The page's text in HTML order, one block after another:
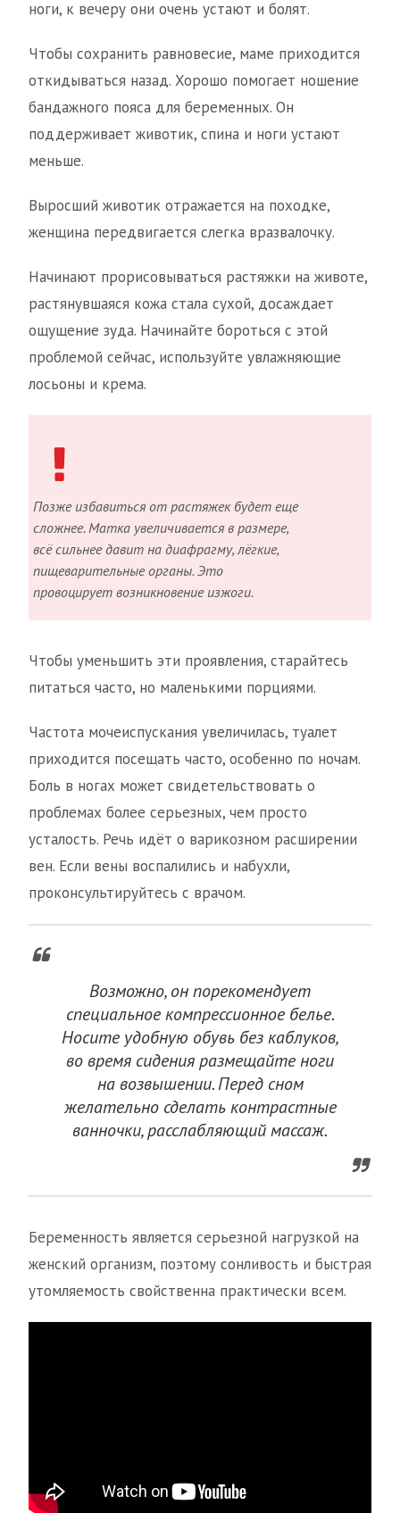
ноги, к вечеру они очень устают и болят.
Чтобы сохранить равновесие, маме приходится
откидываться назад. Хорошо помогает ношение
бандажного пояса для беременных. Он
поддерживает животик, спина и ноги устают
меньше.
Выросший животик отражается на походке,
женщина передвигается слегка вразвалочку.
Начинают прорисовываться растяжки на животе,
растянувшаяся кожа стала сухой, досаждает
ощущение зуда. Начинайте бороться с этой
проблемой сейчас, используйте увлажняющие
лосьоны и крема.
Позже избавиться от растяжек будет еще
сложнее. Матка увеличивается в размере,
всё сильнее давит на диафрагму, лёгкие,
пищеварительные органы. Это
провоцирует возникновение изжоги.
Чтобы уменьшить эти проявления, старайтесь
питаться часто, но маленькими порциями.
Частота мочеиспускания увеличилась, туалет
приходится посещать часто, особенно по ночам.
Боль в ногах может свидетельствовать о
проблемах более серьезных, чем просто
усталость. Речь идёт о варикозном расширении
вен. Если вены воспалились и набухли,
проконсультируйтесь с врачом.
Возможно, он порекомендует
специальное компрессионное белье.
Носите удобную обувь без каблуков,
во время сидения размещайте ноги
на возвышении. Перед сном
желательно сделать контрастные
ванночки, расслабляющий массаж.
Беременность является серьезной нагрузкой на
женский организм, поэтому сонливость и быстрая
утомляемость свойственна практически всем.